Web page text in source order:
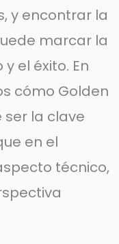
y encontrar la
marcar la
el éxito. En
cómo Golden
la clave
en el
técnico,